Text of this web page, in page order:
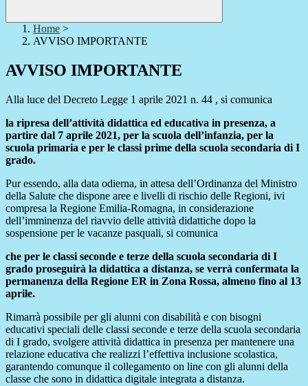
Home >
AVVISO IMPORTANTE
AVVISO IMPORTANTE
Alla luce del Decreto Legge 1 aprile 2021 n. 44 , si comunica
la ripresa dell’attività didattica ed educativa in presenza, a
partire dal 7 aprile 2021, per la scuola dell’infanzia, per la
scuola primaria e per le classi prime della scuola secondaria di I
grado.
Pur essendo, alla data odierna, in attesa dell’Ordinanza del Ministro
della Salute che dispone aree e livelli di rischio delle Regioni, ivi
compresa la Regione Emilia-Romagna, in considerazione
dell’imminenza del riavvio delle attività didattiche dopo la
sospensione per le vacanze pasquali, si comunica
che per le classi seconde e terze della scuola secondaria di I
grado proseguirà la didattica a distanza, se verrà confermata la
permanenza della Regione ER in Zona Rossa, almeno fino al 13
aprile.
Rimarrà possibile per gli alunni con disabilità e con bisogni
educativi speciali delle classi seconde e terze della scuola secondaria
di I grado, svolgere attività didattica in presenza per mantenere una
relazione educativa che realizzi l’effettiva inclusione scolastica,
garantendo comunque il collegamento on line con gli alunni della
classe che sono in didattica digitale integrata a distanza.